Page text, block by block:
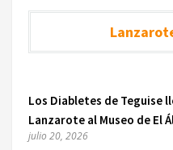
Los Diabletes de Teguise
Lanzarote al Museo de El
julio 20, 2026